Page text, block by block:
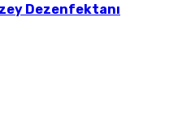
Dezenfektanı